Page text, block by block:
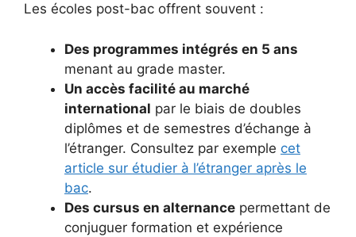
Les écoles post-bac offrent souvent :
Des programmes intégrés en 5 ans
menant au grade master.
Un accès facilité au marché
international par le biais de doubles
diplômes et de semestres d’échange à
l’étranger. Consultez par exemple cet
article sur étudier à l’étranger après le
bac.
Des cursus en alternance permettant de
conjuguer formation et expérience